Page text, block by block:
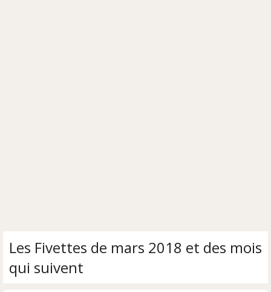
Les Fivettes de mars 2018 et des mois
qui suivent